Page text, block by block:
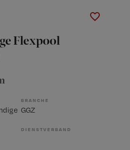
Flexpool
BRANCHE
GGZ
DIENSTVERBAND